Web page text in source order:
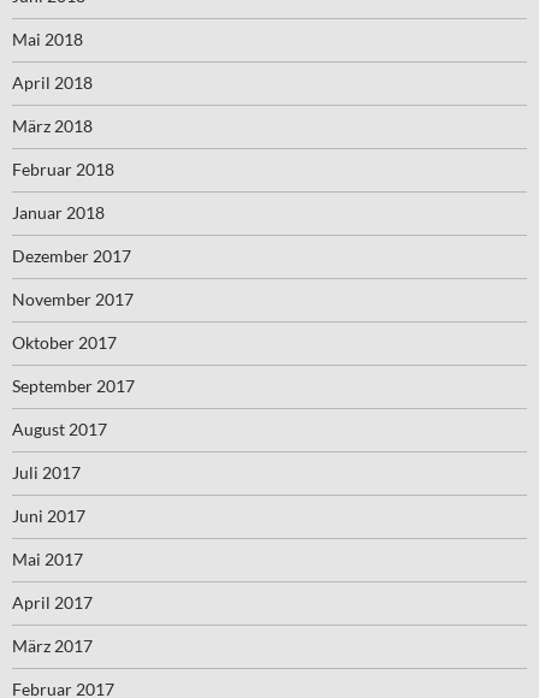
Mai 2018
April 2018
März 2018
Februar 2018
Januar 2018
Dezember 2017
November 2017
Oktober 2017
September 2017
August 2017
Juli 2017
Juni 2017
Mai 2017
April 2017
März 2017
Februar 2017